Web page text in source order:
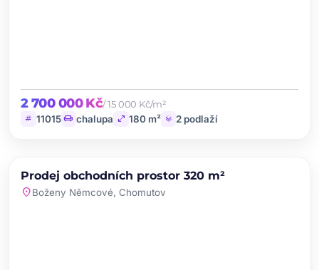
2 700 000 Kč/ 15 000 Kč/m²
tag 11015 chair chalupa open_in_full 180 m² layers 2 podlaží
PRODEJ NOVINKA
Prodej obchodních prostor 320 m²
location_onBoženy Němcové, Chomutov